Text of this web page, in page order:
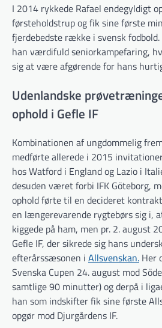
I 2014 rykkede Rafael endegyldigt
førsteholdstrup og fik sine første
fjerdebedste række i svensk
han værdifuld seniorkampefaring,
sig at være afgørende for hans
Udenlandske
ophold i Gefle IF
Kombinationen af ungdommelig
medførte allerede i 2015
hos Watford i England og Lazio i
desuden været forbi IFK Göteborg,
ophold førte til en decideret
en længerevarende rygtebørs sig i,
kiggede på ham, men pr. 2. august
Gefle IF, der sikrede sig hans
efterårssæsonen i Allsvenskan. Her
Svenska Cupen 24. august mod
samtlige 90 minutter) og derpå i
han som indskifter fik sine første
opgør mod Djurgårdens IF.